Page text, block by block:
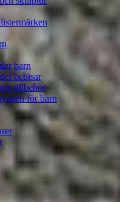
barn
bebisar
tillbehör
för barn